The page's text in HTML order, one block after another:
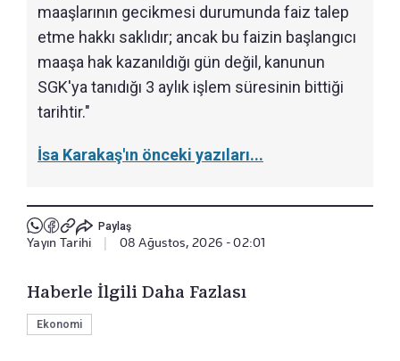
maaşlarının gecikmesi durumunda faiz talep
etme hakkı saklıdır; ancak bu faizin başlangıcı
maaşa hak kazanıldığı gün değil, kanunun
SGK'ya tanıdığı 3 aylık işlem süresinin bittiği
tarihtir."
İsa Karakaş'ın önceki yazıları...
Paylaş
Yayın Tarihi 08 Ağustos, 2026 - 02:01
Haberle İlgili Daha Fazlası
Ekonomi